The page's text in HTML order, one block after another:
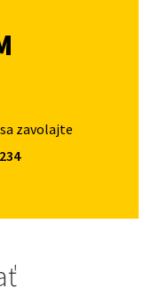
zavolajte